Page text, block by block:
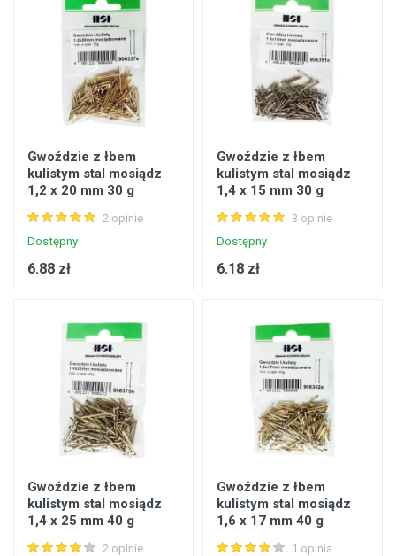
Gwoździe z łbem
kulistym stal mosiądz
1,2 x 20 mm 30 g
2 opinie
Dostępny
6.88 zł
Gwoździe z łbem
kulistym stal mosiądz
1,4 x 15 mm 30 g
3 opinie
Dostępny
6.18 zł
Gwoździe z łbem
kulistym stal mosiądz
1,4 x 25 mm 40 g
2 opinie
Gwoździe z łbem
kulistym stal mosiądz
1,6 x 17 mm 40 g
1 opinia